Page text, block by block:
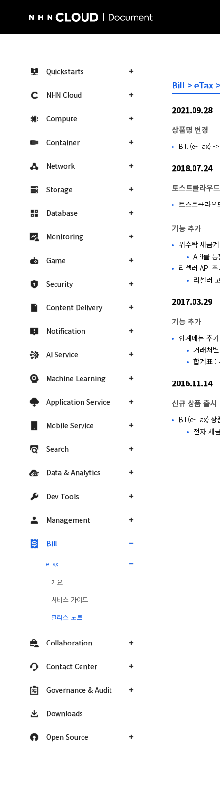
Quickstarts
NHN Cloud
Compute
Container
Network
Storage
Database
Monitoring
Game
Security
Content Delivery
Notification
AI Service
Machine Learning
Application Service
Mobile Service
Search
Data & Analytics
Dev Tools
Management
Bill
eTax
개요
서비스 가이드
릴리스 노트
Collaboration
Contact Center
Governance & Audit
Downloads
Open Source
Bill > eTax
2021.09.28
상품명 변경
Bill (e-Tax) -
2018.07.24
토스트클라우
토스트클라우
기능 추가
위수탁 세금
API를
리셀러 API 추
리셀러
2017.03.29
기능 추가
합계메뉴 추가
거래처
합계표 :
2016.11.14
신규 상품 출시
Bill(e-Tax) 상
전자 세